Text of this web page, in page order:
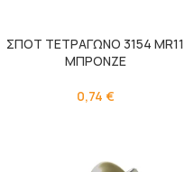
ΣΠΟΤ ΤΕΤΡΑΓΩΝΟ 3154 MR11
ΜΠΡΟΝΖΕ
0,74 €